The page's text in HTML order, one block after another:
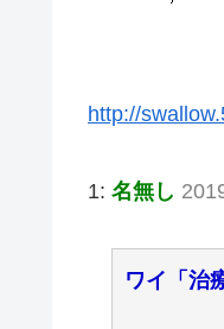
http://
1: 名無し
ワイ「治